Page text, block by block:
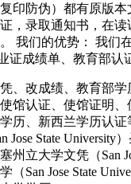
印防伪）都有原版
，录取通知书，在
我们的优势： 我们
证成绩单、教育部
、改成绩、教育部
馆认证、使馆证明
、新西兰学历认证
State University
塞州立大学文凭（
（San Jose State